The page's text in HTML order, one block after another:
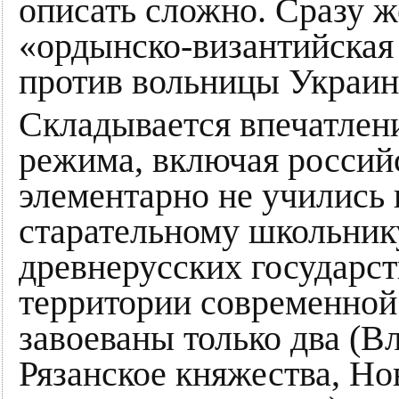
описать сложно. Сразу
«ордынско-
против вольницы
Складывается
режима, включая
элементарно не
старательному
древнерусских
территории
завоеваны только два
Рязанское княжества,